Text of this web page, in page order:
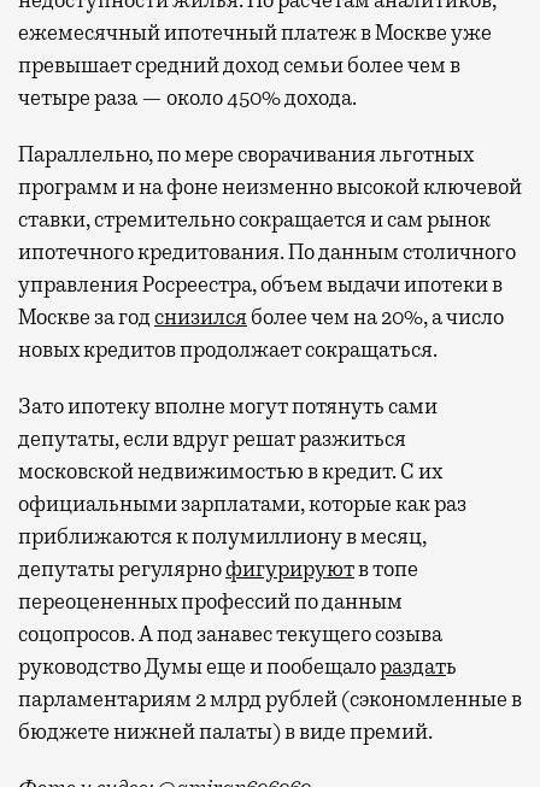
ежемесячный ипотечный платеж в Москве уже
превышает средний доход семьи более чем в
четыре раза — около 450% дохода.
Параллельно, по мере сворачивания льготных
программ и на фоне неизменно высокой ключевой
ставки, стремительно сокращается и сам рынок
ипотечного кредитования. По данным столичного
управления Росреестра, объем выдачи ипотеки в
Москве за годснизилсяболее чем на 20%, а число
новых кредитов продолжает сокращаться.
Зато ипотеку вполне могут потянуть сами
депутаты, если вдруг решат разжиться
московской недвижимостью в кредит. С их
официальными зарплатами, которые как раз
приближаются к полумиллиону в месяц,
депутаты регулярнофигурируютв топе
переоцененных профессий по данным
соцопросов. А под занавес текущего созыва
руководство Думы еще и пообещалораздать
парламентариям 2 млрд рублей (сэкономленные в
бюджете нижней палаты) в виде премий.